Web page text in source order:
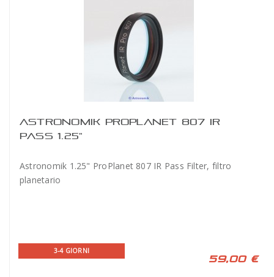
ASTRONOMIK PROPLANET 807 IR
PASS 1.25"
Astronomik 1.25" ProPlanet 807 IR Pass Filter, filtro
planetario
3-4 GIORNI
59,00 €